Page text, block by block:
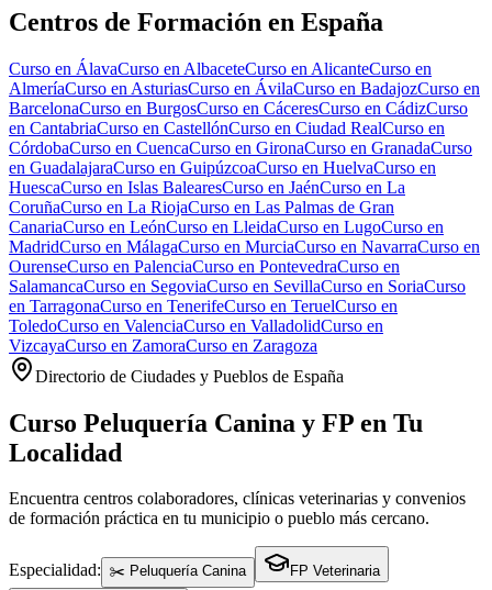
Centros de Formación en España
Curso en ÁlavaCurso en AlbaceteCurso en AlicanteCurso en
AlmeríaCurso en AsturiasCurso en ÁvilaCurso en BadajozCurso en
BarcelonaCurso en BurgosCurso en CáceresCurso en CádizCurso
en CantabriaCurso en CastellónCurso en Ciudad RealCurso en
CórdobaCurso en CuencaCurso en GironaCurso en GranadaCurso
en GuadalajaraCurso en GuipúzcoaCurso en HuelvaCurso en
HuescaCurso en Islas BalearesCurso en JaénCurso en La
CoruñaCurso en La RiojaCurso en Las Palmas de Gran
CanariaCurso en LeónCurso en LleidaCurso en LugoCurso en
MadridCurso en MálagaCurso en MurciaCurso en NavarraCurso en
OurenseCurso en PalenciaCurso en PontevedraCurso en
SalamancaCurso en SegoviaCurso en SevillaCurso en SoriaCurso
en TarragonaCurso en TenerifeCurso en TeruelCurso en
ToledoCurso en ValenciaCurso en ValladolidCurso en
VizcayaCurso en ZamoraCurso en Zaragoza
Directorio de Ciudades y Pueblos de España
Curso Peluquería Canina y FP en Tu
Localidad
Encuentra centros colaboradores, clínicas veterinarias y convenios
de formación práctica en tu municipio o pueblo más cercano.
Especialidad: ✂️ Peluquería Canina
FP Veterinaria